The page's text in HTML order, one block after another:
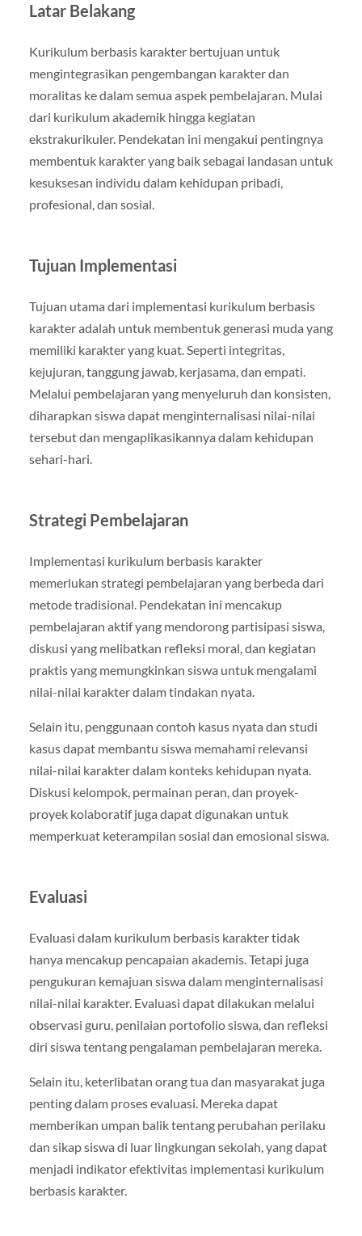
Latar Belakang
Kurikulum berbasis karakter bertujuan untuk
mengintegrasikan pengembangan karakter dan
moralitas ke dalam semua aspek pembelajaran. Mulai
dari kurikulum akademik hingga kegiatan
ekstrakurikuler. Pendekatan ini mengakui pentingnya
membentuk karakter yang baik sebagai landasan untuk
kesuksesan individu dalam kehidupan pribadi,
profesional, dan sosial.
Tujuan Implementasi
Tujuan utama dari implementasi kurikulum berbasis
karakter adalah untuk membentuk generasi muda yang
memiliki karakter yang kuat. Seperti integritas,
kejujuran, tanggung jawab, kerjasama, dan empati.
Melalui pembelajaran yang menyeluruh dan konsisten,
diharapkan siswa dapat menginternalisasi nilai-nilai
tersebut dan mengaplikasikannya dalam kehidupan
sehari-hari.
Strategi Pembelajaran
Implementasi kurikulum berbasis karakter
memerlukan strategi pembelajaran yang berbeda dari
metode tradisional. Pendekatan ini mencakup
pembelajaran aktif yang mendorong partisipasi siswa,
diskusi yang melibatkan refleksi moral, dan kegiatan
praktis yang memungkinkan siswa untuk mengalami
nilai-nilai karakter dalam tindakan nyata.
Selain itu, penggunaan contoh kasus nyata dan studi
kasus dapat membantu siswa memahami relevansi
nilai-nilai karakter dalam konteks kehidupan nyata.
Diskusi kelompok, permainan peran, dan proyek-
proyek kolaboratif juga dapat digunakan untuk
memperkuat keterampilan sosial dan emosional siswa.
Evaluasi
Evaluasi dalam kurikulum berbasis karakter tidak
hanya mencakup pencapaian akademis. Tetapi juga
pengukuran kemajuan siswa dalam menginternalisasi
nilai-nilai karakter. Evaluasi dapat dilakukan melalui
observasi guru, penilaian portofolio siswa, dan refleksi
diri siswa tentang pengalaman pembelajaran mereka.
Selain itu, keterlibatan orang tua dan masyarakat juga
penting dalam proses evaluasi. Mereka dapat
memberikan umpan balik tentang perubahan perilaku
dan sikap siswa di luar lingkungan sekolah, yang dapat
menjadi indikator efektivitas implementasi kurikulum
berbasis karakter.